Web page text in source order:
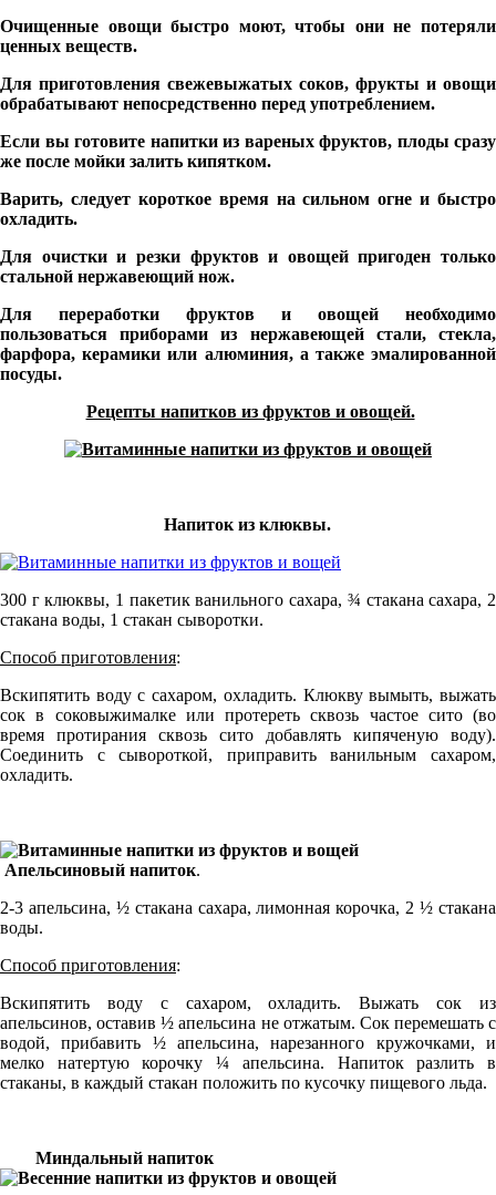
Очищенные овощи быстро моют, чтобы они не потеряли
ценных веществ.
Для приготовления свежевыжатых соков, фрукты и овощи
обрабатывают непосредственно перед употреблением.
Если вы готовите напитки из вареных фруктов, плоды сразу
же после мойки залить кипятком.
Варить, следует короткое время на сильном огне и быстро
охладить.
Для очистки и резки фруктов и овощей пригоден только
стальной нержавеющий нож.
Для переработки фруктов и овощей необходимо
пользоваться приборами из нержавеющей стали, стекла,
фарфора, керамики или алюминия, а также эмалированной
посуды.
Рецепты напитков из фруктов и овощей.
Напиток из клюквы.
300 г клюквы, 1 пакетик ванильного сахара, ¾ стакана сахара, 2
стакана воды, 1 стакан сыворотки.
Способ приготовления:
Вскипятить воду с сахаром, охладить. Клюкву вымыть, выжать
сок в соковыжималке или протереть сквозь частое сито (во
время протирания сквозь сито добавлять кипяченую воду).
Соединить с сывороткой, приправить ванильным сахаром,
охладить.
Апельсиновый напиток.
2-3 апельсина, ½ стакана сахара, лимонная корочка, 2 ½ стакана
воды.
Способ приготовления:
Вскипятить воду с сахаром, охладить. Выжать сок из
апельсинов, оставив ½ апельсина не отжатым. Сок перемешать с
водой, прибавить ½ апельсина, нарезанного кружочками, и
мелко натертую корочку ¼ апельсина. Напиток разлить в
стаканы, в каждый стакан положить по кусочку пищевого льда.
Миндальный напиток